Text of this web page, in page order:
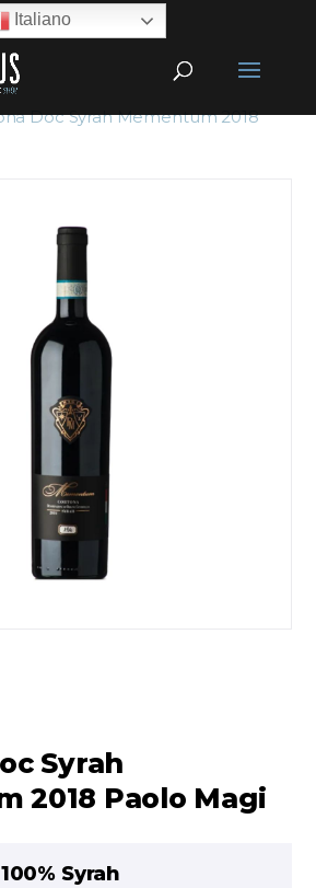
Doc Syrah Mementum 2018
Syrah
2018 Paolo Magi
100% Syrah
Italiano